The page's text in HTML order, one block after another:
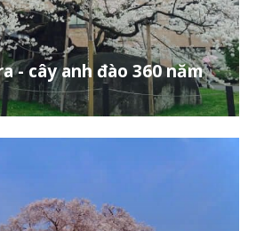
- cây anh đào 360 năm